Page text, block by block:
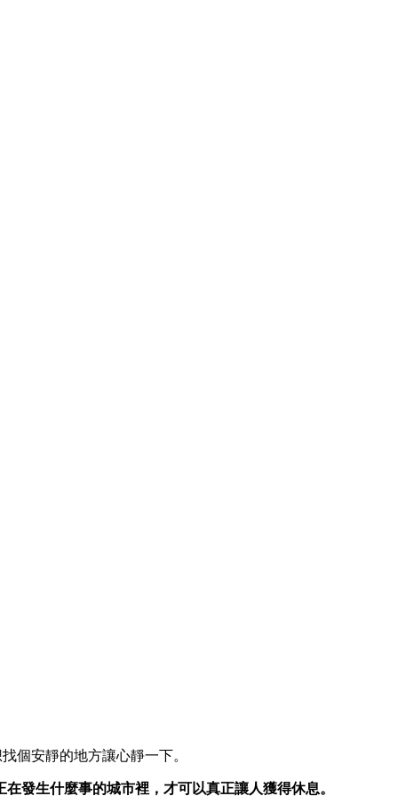
個安靜的地方讓心靜一下。
發生什麼事的城市裡，才可以真正讓人獲得休息。